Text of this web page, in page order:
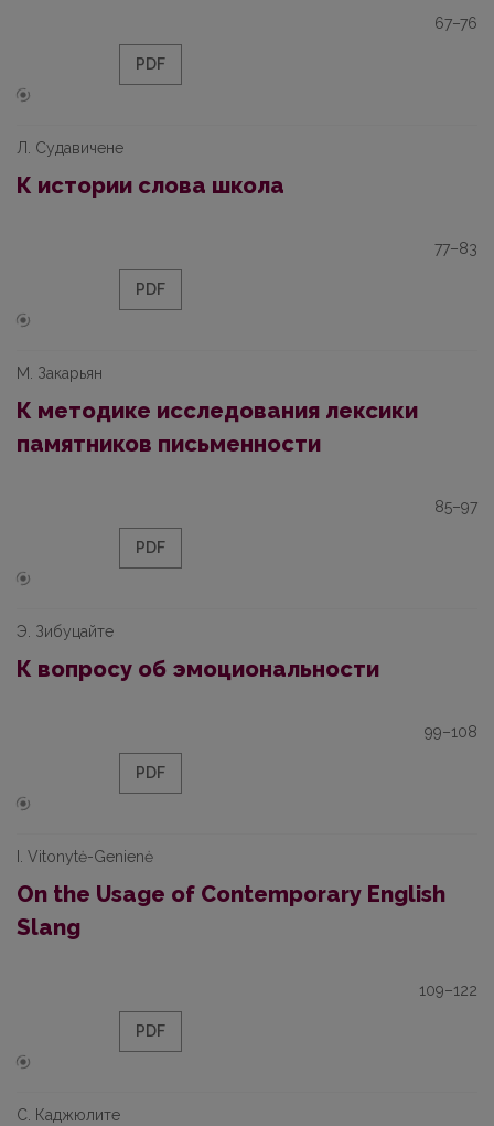
67–76
PDF
Л. Судавичене
К истории слова школа
77–83
PDF
М. Закарьян
К методике исследования лексики
памятников письменности
85–97
PDF
Э. Зибуцайте
К вопросу об эмоциональности
99–108
PDF
I. Vitonytė-Genienė
On the Usage of Contemporary English
Slang
109–122
PDF
С. Каджюлите